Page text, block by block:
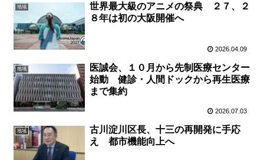
地域
世界最大級のアニメの祭典 ２７、２
８年は初の大阪開催へ
2026.04.09
地域
医誠会、１０月から先制医療センター
始動 健診・人間ドックから再生医療
まで集約
2026.07.03
地域
古川淀川区長、十三の再開発に手応
え 都市機能向上へ